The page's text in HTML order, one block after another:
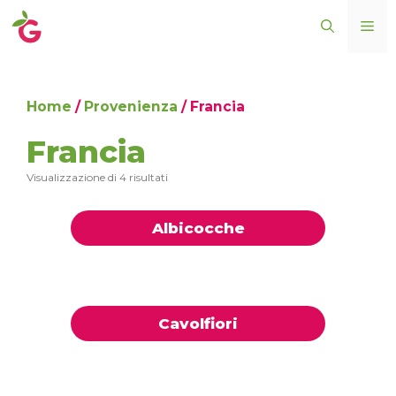
al
Home / Provenienza / Francia
Francia
Visualizzazione di 4 risultati
Albicocche
Cavolfiori